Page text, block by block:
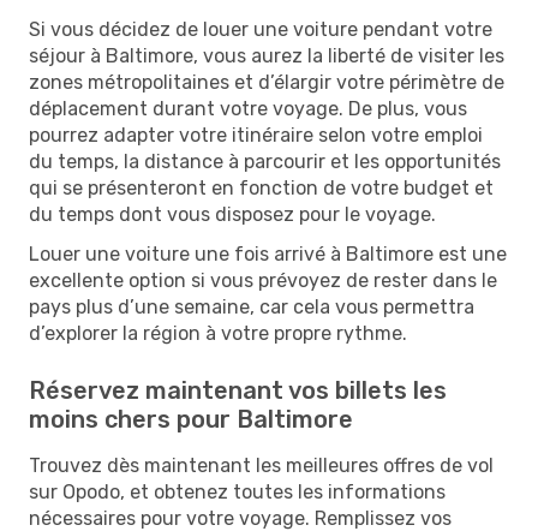
Si vous décidez de louer une voiture pendant votre
séjour à Baltimore, vous aurez la liberté de visiter les
zones métropolitaines et d’élargir votre périmètre de
déplacement durant votre voyage. De plus, vous
pourrez adapter votre itinéraire selon votre emploi
du temps, la distance à parcourir et les opportunités
qui se présenteront en fonction de votre budget et
du temps dont vous disposez pour le voyage.
Louer une voiture une fois arrivé à Baltimore est une
excellente option si vous prévoyez de rester dans le
pays plus d’une semaine, car cela vous permettra
d’explorer la région à votre propre rythme.
Réservez maintenant vos billets les
moins chers pour Baltimore
Trouvez dès maintenant les meilleures offres de vol
sur Opodo, et obtenez toutes les informations
nécessaires pour votre voyage. Remplissez vos